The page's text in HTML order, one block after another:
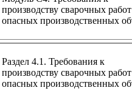
производству сварочных
опасных производственных
Раздел 4.1. Требования к
производству сварочных
опасных производственных